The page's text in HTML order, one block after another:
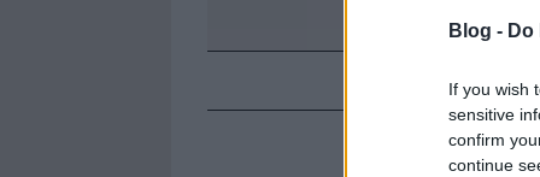
Blog -
If you wish
sensitive
confirm
continue
A